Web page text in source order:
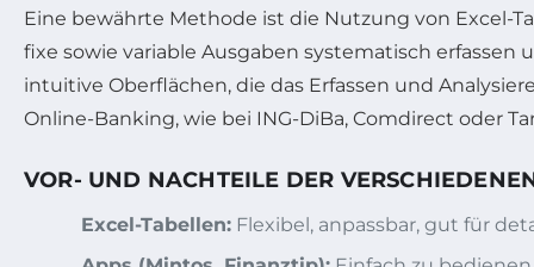
Eine bewährte Methode ist die Nutzung von Excel-
fixe sowie variable Ausgaben systematisch
intuitive Oberflächen, die das Erfassen und
Online-Banking, wie bei ING-DiBa, Comdirect oder
VOR- UND NACHTEILE DER
Excel-Tabellen: Flexibel, anpassbar, gut für